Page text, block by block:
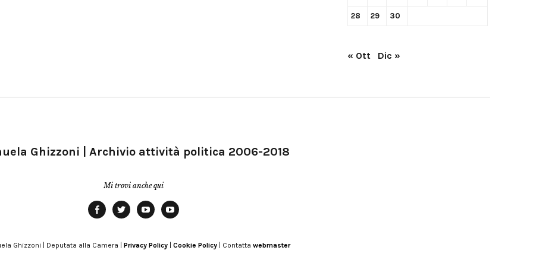
28 29 30
« Ott Dic »
Ghizzoni | Archivio attività politica 2006-2018
Mi trovi anche qui
Modena
Ghizzoni | Deputata alla Camera | Privacy Policy Cookie Policy | Contatta webmaster